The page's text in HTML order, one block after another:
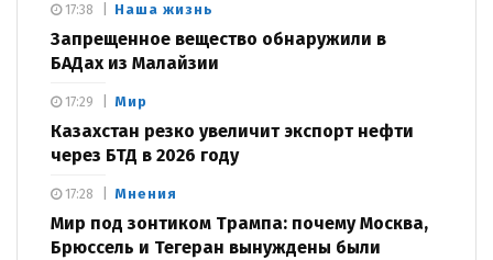
Наша жизнь
Запрещенное вещество обнаружили в
БАДах из Малайзии
17:38
Мир
Казахстан резко увеличит экспорт нефти
через БТД в 2026 году
17:29
Мнения
Мир под зонтиком Трампа: почему Москва,
Брюссель и Тегеран вынуждены были
17:28